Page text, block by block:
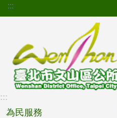
跳到主要內容區塊
:::
:::
為民服務